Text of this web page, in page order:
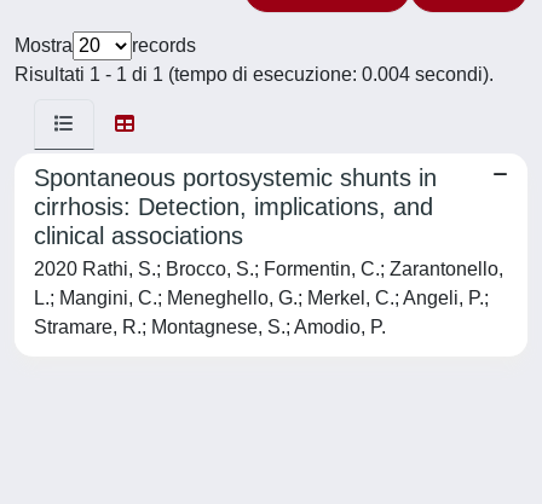
Mostra
records
Risultati 1 - 1 di 1 (tempo di esecuzione: 0.004 secondi).
Spontaneous portosystemic shunts in
cirrhosis: Detection, implications, and
clinical associations
2020 Rathi, S.; Brocco, S.; Formentin, C.; Zarantonello,
L.; Mangini, C.; Meneghello, G.; Merkel, C.; Angeli, P.;
Stramare, R.; Montagnese, S.; Amodio, P.